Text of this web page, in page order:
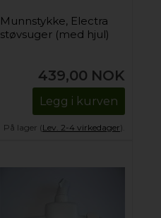
Munnstykke, Electra
støvsuger (med hjul)
439,00 NOK
Legg i kurven
På lager (Lev. 2-4 virkedager).